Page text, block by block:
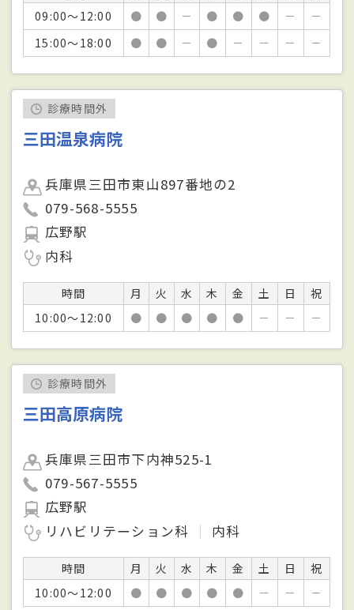
09:00～12:00
● ● － ● ● ● －
－
15:00～18:00
● ● － ● － － － －
診療時間外
三田温泉病院
兵庫県三田市東山897番地の2
079-568-5555
広野駅
内科
時間 月 火 水 木 金 土 日
祝
10:00～12:00
● ● ● ● ● － － －
診療時間外
三田高原病院
兵庫県三田市下内神525-1
079-567-5555
広野駅
リハビリテーション科
内科
時間 月 火 水 木 金 土 日
祝
10:00～12:00
● ● ● ● ● － －
－